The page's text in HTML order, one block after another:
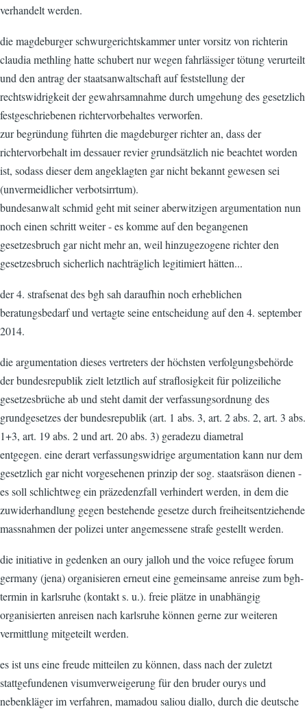
verhandelt werden.
die magdeburger schwurgerichtskammer unter vorsitz von richterin
claudia methling hatte schubert nur wegen fahrlässiger tötung verurteilt
und den antrag der staatsanwaltschaft auf feststellung der
rechtswidrigkeit der gewahrsamnahme durch umgehung des gesetzlich
festgeschriebenen richtervorbehaltes verworfen.
zur begründung führten die magdeburger richter an, dass der
richtervorbehalt im dessauer revier grundsätzlich nie beachtet worden
ist, sodass dieser dem angeklagten gar nicht bekannt gewesen sei
(unvermeidlicher verbotsirrtum).
bundesanwalt schmid geht mit seiner aberwitzigen argumentation nun
noch einen schritt weiter - es komme auf den begangenen
gesetzesbruch gar nicht mehr an, weil hinzugezogene richter den
gesetzesbruch sicherlich nachträglich legitimiert hätten...
der 4. strafsenat des bgh sah daraufhin noch erheblichen
beratungsbedarf und vertagte seine entscheidung auf den 4. september
2014.
die argumentation dieses vertreters der höchsten verfolgungsbehörde
der bundesrepublik zielt letztlich auf straflosigkeit für polizeiliche
gesetzesbrüche ab und steht damit der verfassungsordnung des
grundgesetzes der bundesrepublik (art. 1 abs. 3, art. 2 abs. 2, art. 3 abs.
1+3, art. 19 abs. 2 und art. 20 abs. 3) geradezu diametral
entgegen. eine derart verfassungswidrige argumentation kann nur dem
gesetzlich gar nicht vorgesehenen prinzip der sog. staatsräson dienen -
es soll schlichtweg ein präzedenzfall verhindert werden, in dem die
zuwiderhandlung gegen bestehende gesetze durch freiheitsentziehende
massnahmen der polizei unter angemessene strafe gestellt werden.
die initiative in gedenken an oury jalloh und the voice refugee forum
germany (jena) organisieren erneut eine gemeinsame anreise zum bgh-
termin in karlsruhe (kontakt s. u.). freie plätze in unabhängig
organisierten anreisen nach karlsruhe können gerne zur weiteren
vermittlung mitgeteilt werden.
es ist uns eine freude mitteilen zu können, dass nach der zuletzt
stattgefundenen visumverweigerung für den bruder ourys und
nebenkläger im verfahren, mamadou saliou diallo, durch die deutsche